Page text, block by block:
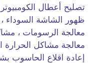
تصليح أعطال
ظهور الشاشة السوداء
معالجة الرسومات ،
معالجة مشاكل الحرارة
إعادة اقلاع الحاسوب